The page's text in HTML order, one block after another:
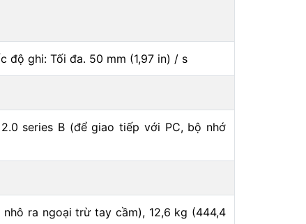
độ ghi: Tối đa. 50 mm (1,97 in) / s
series B (để giao tiếp với PC, bộ nhớ
ra ngoại trừ tay cầm), 12,6 kg (444,4